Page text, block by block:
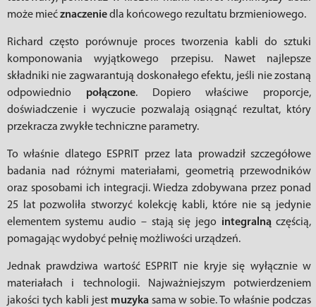
może miećznaczeniedla końcowego rezultatu brzmieniowego.
Richard często porównuje proces tworzenia kabli do sztuki
komponowania wyjątkowego przepisu. Nawet najlepsze
składniki nie zagwarantują doskonałego efektu, jeśli nie zostaną
odpowiednio połączone. Dopiero właściwe proporcje,
doświadczenie i wyczucie pozwalają osiągnąć rezultat, który
przekracza zwykłe techniczne parametry.
To właśnie dlatego ESPRIT przez lata prowadził szczegółowe
badania nad różnymi materiałami, geometrią przewodników
oraz sposobami ich integracji. Wiedza zdobywana przez ponad
25 lat pozwoliła stworzyć kolekcję kabli, które nie są jedynie
elementem systemu audio – stają się jego integralnączęścią,
pomagając wydobyć pełnię możliwości urządzeń.
Jednak prawdziwa wartość ESPRIT nie kryje się wyłącznie w
materiałach i technologii. Najważniejszym potwierdzeniem
jakości tych kabli jest muzykasama w sobie. To właśnie podczas